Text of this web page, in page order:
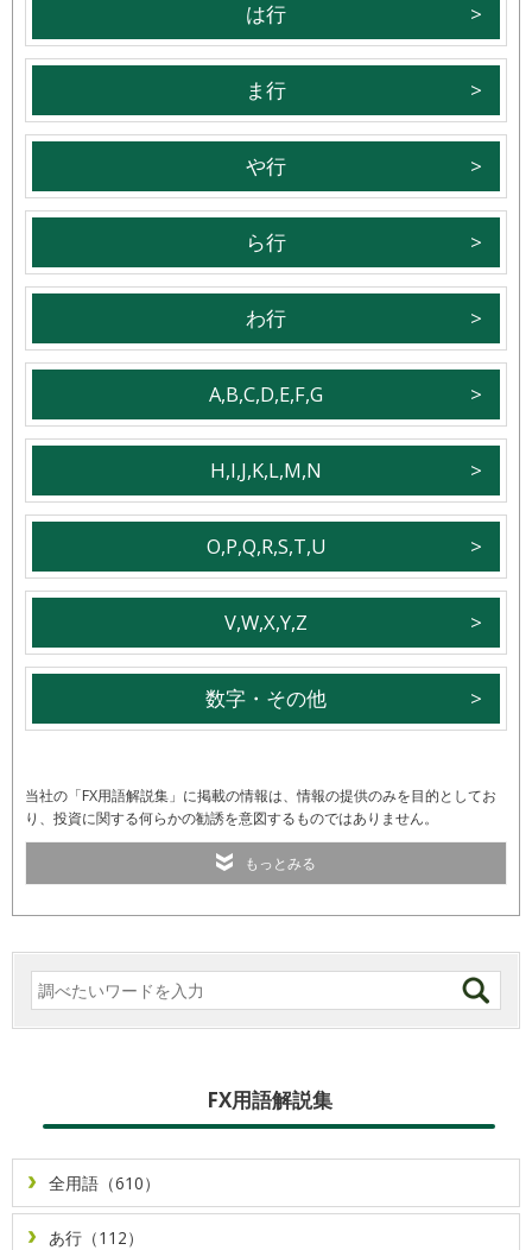
は行
ま行
や行
ら行
わ行
A,B,C,D,E,F,G
H,I,J,K,L,M,N
O,P,Q,R,S,T,U
V,W,X,Y,Z
数字・その他
当社の「FX用語解説集」に掲載の情報は、情報の提供のみを目的としてお
り、投資に関する何らかの勧誘を意図するものではありません。
もっとみる
FX用語解説集
全用語（610）
あ行（112）